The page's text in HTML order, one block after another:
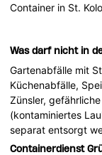
Container in St.
Was darf nicht in
Gartenabfälle mit
Küchenabfälle,
Zünsler,
(kontaminiertes
separat entsorgt
Containerdienst